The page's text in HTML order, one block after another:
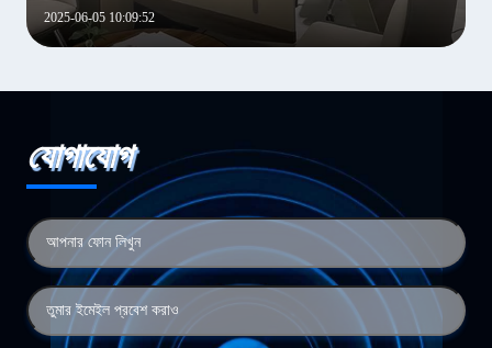
2025-06-05 10:09:52
যোগাযোগ